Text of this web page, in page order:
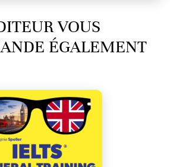
VOUS
ÉGALEMENT